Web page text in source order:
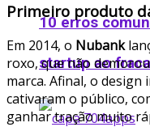
10 erros
startup ao
Primeiro produto
Em 2014, o Nubank
roxo, que não
marca. Afinal, o design
cativaram o público,
ganhar tração muito